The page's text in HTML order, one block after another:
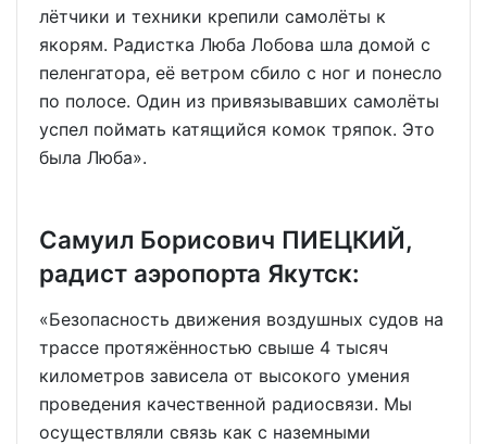
лётчики и техники крепили самолёты к
якорям. Радистка Люба Лобова шла домой с
пеленгатора, её ветром сбило с ног и понесло
по полосе. Один из привязывавших самолёты
успел поймать катящийся комок тряпок. Это
была Люба».
Самуил Борисович ПИЕЦКИЙ,
радист аэропорта Якутск:
«Безопасность движения воздушных судов на
трассе протяжённостью свыше 4 тысяч
километров зависела от высокого умения
проведения качественной радиосвязи. Мы
осуществляли связь как с наземными